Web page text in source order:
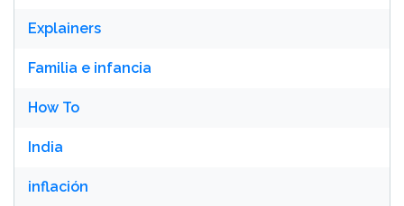
Explainers
Familia e infancia
How To
India
inflación